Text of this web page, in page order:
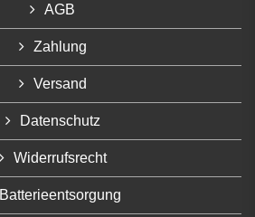
AGB
Zahlung
Versand
Datenschutz
Widerrufsrecht
Batterieentsorgung